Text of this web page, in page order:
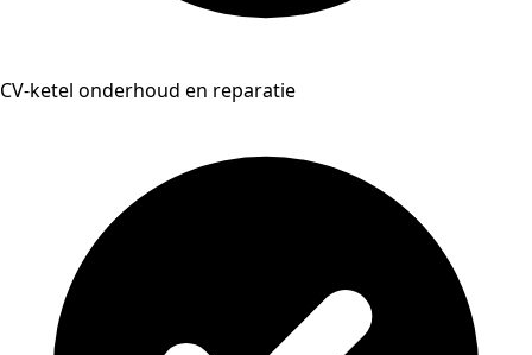
CV-ketel onderhoud en reparatie